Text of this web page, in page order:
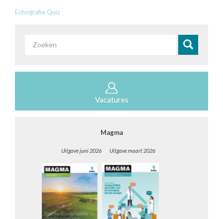
Echografie Quiz
Vacatures
Magma
Uitgave juni 2026 Uitgave maart 2026